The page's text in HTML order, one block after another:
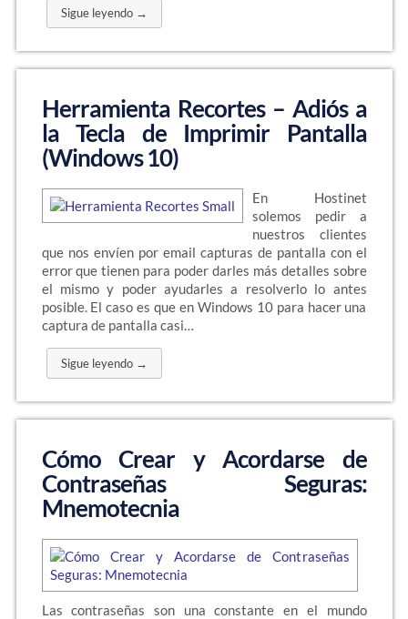
Sigue leyendo →
Herramienta Recortes – Adiós a
la Tecla de Imprimir Pantalla
(Windows 10)
En Hostinet
solemos pedir a
nuestros clientes
que nos envíen por email capturas de pantalla con el
error que tienen para poder darles más detalles sobre
el mismo y poder ayudarles a resolverlo lo antes
posible. El caso es que en Windows 10 para hacer una
captura de pantalla casi…
Sigue leyendo →
Cómo Crear y Acordarse de
Contraseñas Seguras:
Mnemotecnia
Las contraseñas son una constante en el mundo